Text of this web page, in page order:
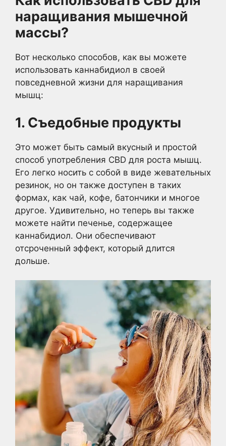
наращивания мышечной
массы?
Вот несколько способов, как вы можете
использовать каннабидиол в своей
повседневной жизни для наращивания
мышц:
1. Съедобные продукты
Это может быть самый вкусный и простой
способ употребления CBD для роста мышц.
Его легко носить с собой в виде жевательных
резинок, но он также доступен в таких
формах, как чай, кофе, батончики и многое
другое. Удивительно, но теперь вы также
можете найти печенье, содержащее
каннабидиол. Они обеспечивают
отсроченный эффект, который длится
дольше.